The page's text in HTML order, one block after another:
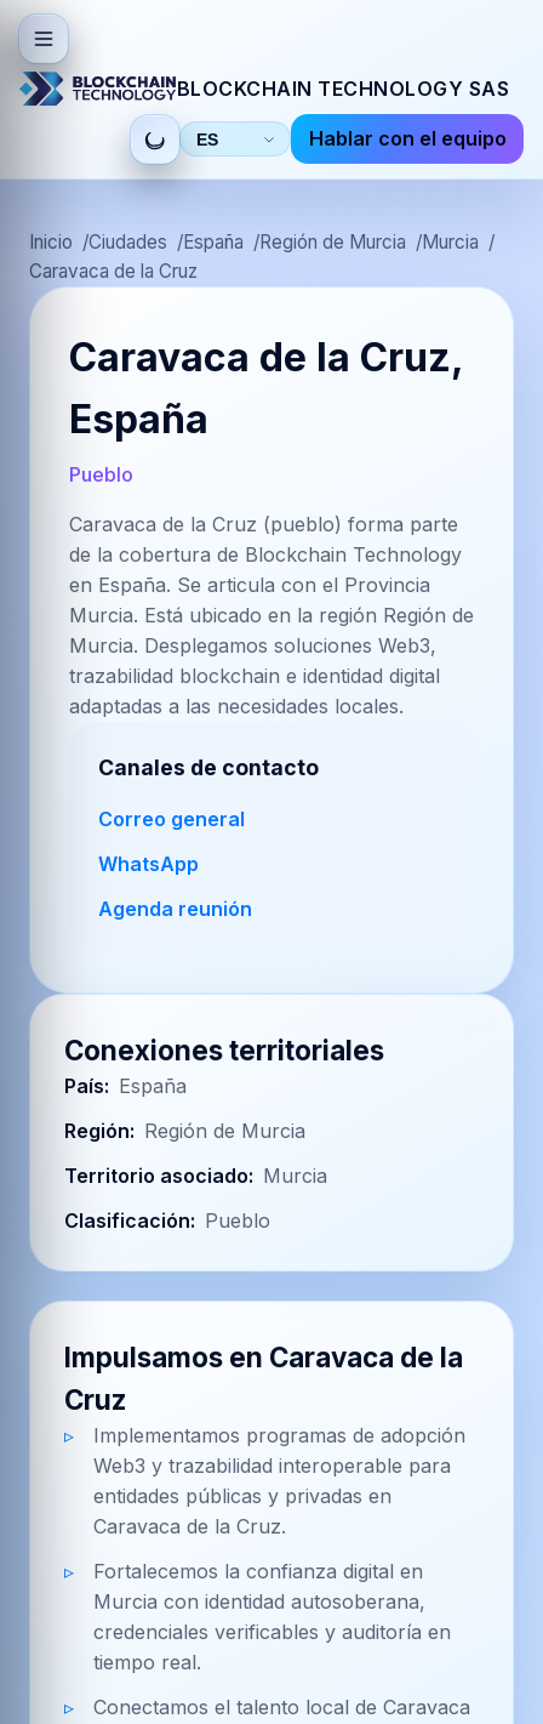
BLOCKCHAIN TECHNOLOGY SAS
Seleccionar
idioma
Hablar con el equipo
Inicio Ciudades España Región de Murcia
Murcia
Caravaca de la Cruz
Caravaca de la Cruz,
España
Pueblo
Caravaca de la Cruz (pueblo) forma parte
de la cobertura de Blockchain Technology
en España. Se articula con el Provincia
Murcia. Está ubicado en la región Región de
Murcia. Desplegamos soluciones Web3,
trazabilidad blockchain e identidad digital
adaptadas a las necesidades locales.
Canales de contacto
Correo general
WhatsApp
Agenda reunión
Conexiones territoriales
País: España
Región: Región de Murcia
Territorio asociado: Murcia
Clasificación: Pueblo
Impulsamos en Caravaca de la
Cruz
Implementamos programas de adopción
Web3 y trazabilidad interoperable para
entidades públicas y privadas en
Caravaca de la Cruz.
Fortalecemos la confianza digital en
Murcia con identidad autosoberana,
credenciales verificables y auditoría en
tiempo real.
Conectamos el talento local de Caravaca